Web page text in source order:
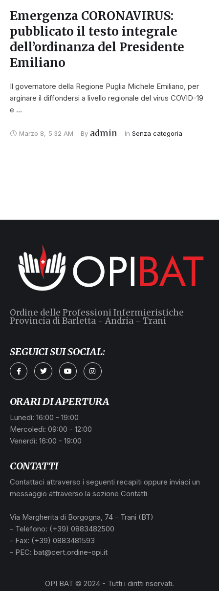
Emergenza CORONAVIRUS:
pubblicato il testo integrale
dell’ordinanza del Presidente
Emiliano
Il governatore della Regione Puglia Michele Emiliano, per
arginare il diffondersi a livello regionale del virus COVID-19
e …
Marzo 8, 5:32 AM By admin In Senza categoria
CONTATTI
Contattaci attraverso i seguenti recapiti oppure inviaci un
messaggio attraverso la sezione Contatti
Via Margherita di Borgogna, 74 - Trani (BT)
- Telefono: (+39) 0883482500
- Fax: (+39) 0883481593
- PEC: bat@cert.ordine-opi.it
ORARI DI APERTURA
Lunedì: 16:00 - 19:00
Mercoledì: 09:00 - 12:00
Venerdì: 16:00 - 19:00
Ordine delle Professioni Infermieristiche
Provincia di Barletta - Andria - Trani
SEGUICI SUI SOCIAL:
OPI BAT © 2024 - Tutti i diritti riservati.